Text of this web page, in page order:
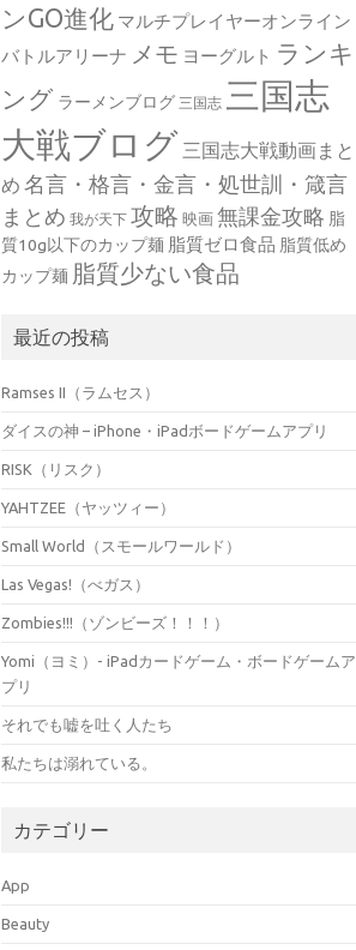
ンGO進化 マルチプレイヤーオンライン
バトルアリーナ メモ ヨーグルト ランキ
ング ラーメンブログ 三国志 三国志
大戦ブログ 三国志大戦動画まと
め 名言・格言・金言・処世訓・箴言
まとめ 我が天下 攻略 映画 無課金攻略 脂
質10g以下のカップ麺 脂質ゼロ食品 脂質低め
カップ麺 脂質少ない食品
最近の投稿
Ramses II（ラムセス）
ダイスの神 – iPhone・iPadボードゲームアプリ
RISK（リスク）
YAHTZEE（ヤッツィー）
Small World（スモールワールド）
Las Vegas!（べガス）
Zombies!!!（ゾンビーズ！！！）
Yomi（ヨミ）- iPadカードゲーム・ボードゲームア
プリ
それでも嘘を吐く人たち
私たちは溺れている。
カテゴリー
App
Beauty